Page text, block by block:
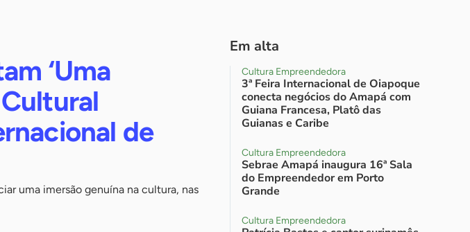
‘Uma
de
uma imersão genuína na cultura, nas
Em alta
Cultura Empreendedora
3ª Feira Internacional de Oiapoque
conecta negócios do Amapá com
Guiana Francesa, Platô das
Guianas e Caribe
Cultura Empreendedora
Sebrae Amapá inaugura 16ª Sala
do Empreendedor em Porto
Grande
Cultura Empreendedora